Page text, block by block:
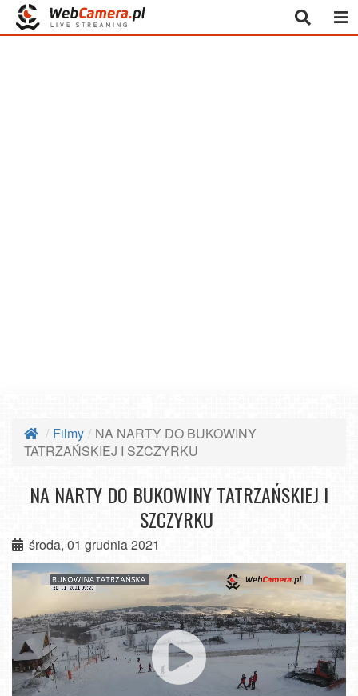
Filmy
NA NARTY DO BUKOWINY
TATRZAŃSKIEJ I SZCZYRKU
NA NARTY DO BUKOWINY TATRZAŃSKIEJ I
SZCZYRKU
środa, 01 grudnia 2021